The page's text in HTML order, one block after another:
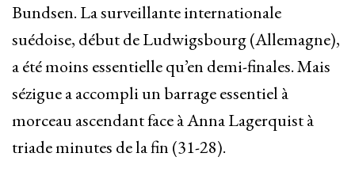
Bundsen. La surveillante internationale
suédoise, début de Ludwigsbourg (Allemagne),
a été moins essentielle qu’en demi-finales. Mais
sézigue a accompli un barrage essentiel à
morceau ascendant face à Anna Lagerquist à
triade minutes de la fin (31-28).